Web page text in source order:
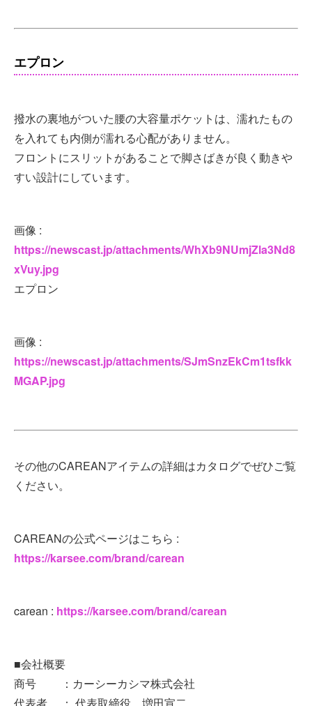
エプロン
撥水の裏地がついた腰の大容量ポケットは、濡れたもの
を入れても内側が濡れる心配がありません。
フロントにスリットがあることで脚さばきが良く動きや
すい設計にしています。
画像 :
https://newscast.jp/attachments/WhXb9NUmjZla3Nd8
xVuy.jpg
エプロン
画像 :
https://newscast.jp/attachments/SJmSnzEkCm1tsfkk
MGAP.jpg
その他のCAREANアイテムの詳細はカタログでぜひご覧
ください。
CAREANの公式ページはこちら :
https://karsee.com/brand/carean
carean : https://karsee.com/brand/carean
■会社概要
商号 ：カーシーカシマ株式会社